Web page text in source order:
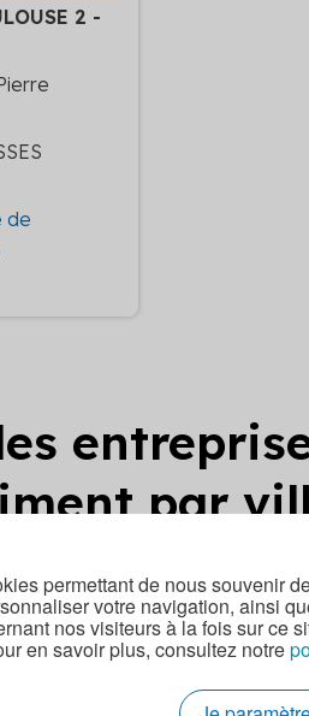
permettant de nous souvenir
votre navigation, ainsi
nos visiteurs à la fois sur ce
en savoir plus, consultez notre
2 -
de
par
du bâtim
ent RGE ALAN